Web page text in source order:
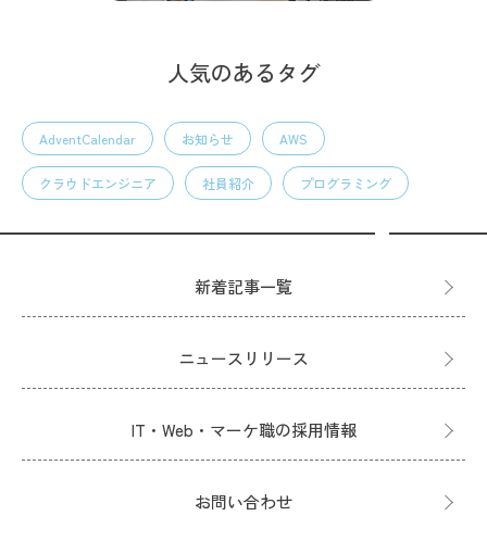
人気のあるタグ
AdventCalendar お知らせ AWS
クラウドエンジニア 社員紹介 プログラミング
新着記事一覧
ニュースリリース
IT・Web・マーケ職の採用情報
お問い合わせ